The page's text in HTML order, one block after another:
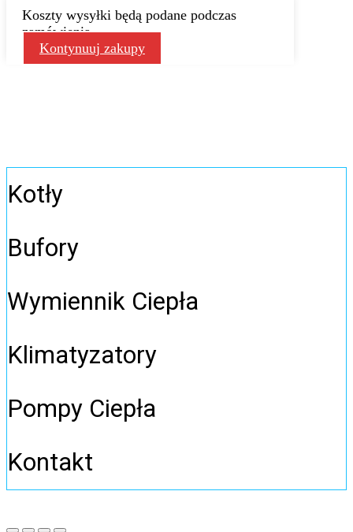
Koszty wysyłki będą podane podczas
zamówienia
Kontynuuj zakupy
Kotły
Bufory
Wymiennik Ciepła
Klimatyzatory
Pompy Ciepła
Kontakt